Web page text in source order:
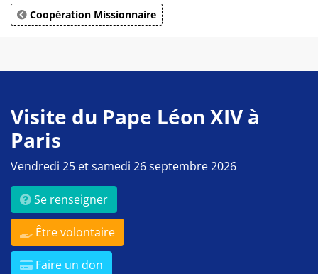
Coopération Missionnaire
Visite du Pape Léon XIV à
Paris
Vendredi 25 et samedi 26 septembre 2026
Se renseigner
Être volontaire
Faire un don